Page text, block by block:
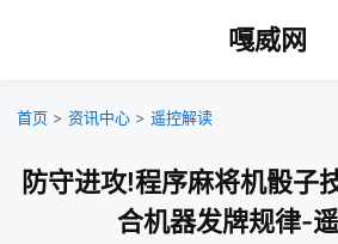
嘎威网
首页 > 资讯中心 > 遥控解读
防守进攻!程序麻将机骰子
合机器发牌规律-